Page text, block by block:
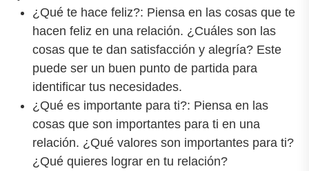
¿Qué te hace feliz?: Piensa en las cosas que te
hacen feliz en una relación. ¿Cuáles son las
cosas que te dan satisfacción y alegría? Este
puede ser un buen punto de partida para
identificar tus necesidades.
¿Qué es importante para ti?: Piensa en las
cosas que son importantes para ti en una
relación. ¿Qué valores son importantes para ti?
¿Qué quieres lograr en tu relación?